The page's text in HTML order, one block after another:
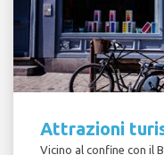
Attrazioni
Vicino al confine con il